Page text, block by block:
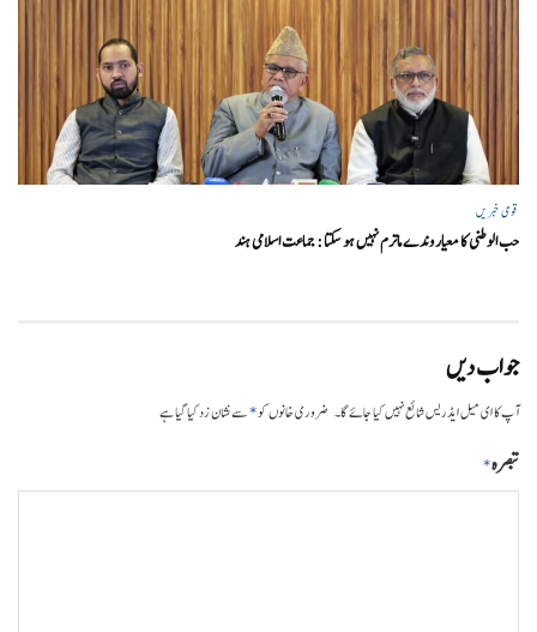
قومی خبریں
حب الوطنی کا معیار وندے ماترم نہیں ہو سکتا : جماعت اسلامی ہند
جواب دیں
آپ کا ای میل ایڈریس شائع نہیں کیا جائے گا۔ ضروری خانوں کو*سے نشان زد کیا گیا ہے
تبصرہ*